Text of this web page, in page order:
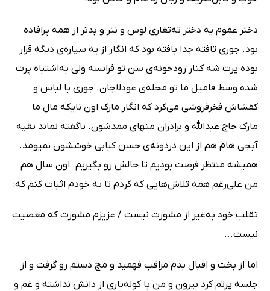
دختر عموم یه دختر ته‌تغاری لوس و ننر و بدتر از همه پرافاده
بود. جوری تافته جدا بافته بود که انگار از یه سیاره‌ی دیگه قرار
بوده پرت شه کنار رودخونه‌ی سن تو فرانسه ولی به‌اشتباه پرت
شده وسط فامیل ما تو محله‌ی عودلاجان. جوری با لباس و
کفشاش فخرفروشی می‌کرد که انگار مارک اون نایکه مال ما
مارک حاج عبدالله و برادران منهای ممدشون. ناگفته نماند بقیه
آبجی ‌هام هم از این دردونه‌ی حسن کبابی خوششون نمیومد.
همیشه منتظر فرصت بودیم تا حالش رو بگیریم. اون سال هم
من علی‌رغم همه تلاش‌هایی که کردم تا به خودم اثبات کنم که:
تقلب خود به‌غیر از مشورت نیست / عزیزم مشورت که معصیت
نیست...
اما از بخت و اقبال بدم مراقب فهمید و مچ دستم رو گرفت و از
جلسه پرتم کرد بیرون و من با کوله‌باری از دانش نداشته و غم و